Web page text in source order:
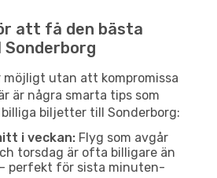
att få den bästa
utan att kompromissa
är några smarta tips som
biljetter till Sonderborg:
i veckan: Flyg som avgår
torsdag är ofta billigare än
perfekt för sista minuten-